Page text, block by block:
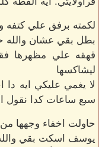
لكمته برفق علي كتفه
بطل بقي عشان والله
قهقه علي مظهرها
ليشاكسها
لا يغمي عليكي ايه
سبع ساعات كدا نقول
حاولت اخفاء وجهها من
يوسف اسكت بقي